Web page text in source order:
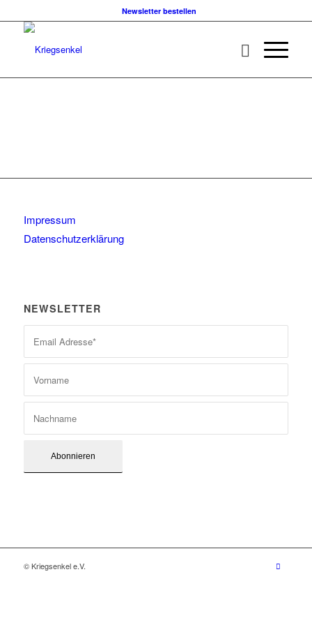
Newsletter bestellen
Impressum
Datenschutzerklärung
NEWSLETTER
© Kriegsenkel e.V.